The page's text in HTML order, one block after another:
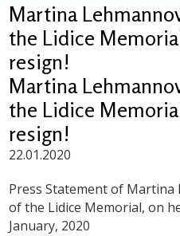
Martina
the Lidice
resign!
Martina
the Lidice
resign!
22.01.2020
Press Statement of
of the Lidice Memorial, on
January, 2020